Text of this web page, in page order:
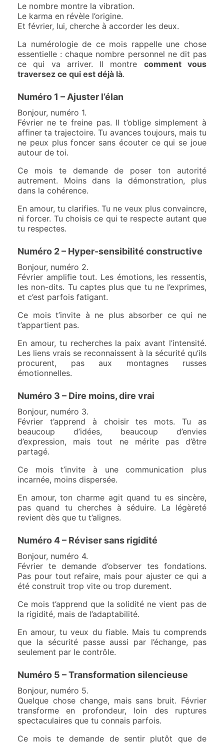
Le nombre montre la vibration.
Le karma en révèle l’origine.
Et février, lui, cherche à accorder les deux.
La numérologie de ce mois rappelle une chose
essentielle : chaque nombre personnel ne dit pas
ce qui va arriver. Il montre comment vous
traversez ce qui est déjà là.
Numéro 1 – Ajuster l’élan
Bonjour, numéro 1.
Février ne te freine pas. Il t’oblige simplement à
affiner ta trajectoire. Tu avances toujours, mais tu
ne peux plus foncer sans écouter ce qui se joue
autour de toi.
Ce mois te demande de poser ton autorité
autrement. Moins dans la démonstration, plus
dans la cohérence.
En amour, tu clarifies. Tu ne veux plus convaincre,
ni forcer. Tu choisis ce qui te respecte autant que
tu respectes.
Numéro 2 – Hyper-sensibilité constructive
Bonjour, numéro 2.
Février amplifie tout. Les émotions, les ressentis,
les non-dits. Tu captes plus que tu ne l’exprimes,
et c’est parfois fatigant.
Ce mois t’invite à ne plus absorber ce qui ne
t’appartient pas.
En amour, tu recherches la paix avant l’intensité.
Les liens vrais se reconnaissent à la sécurité qu’ils
procurent, pas aux montagnes russes
émotionnelles.
Numéro 3 – Dire moins, dire vrai
Bonjour, numéro 3.
Février t’apprend à choisir tes mots. Tu as
beaucoup d’idées, beaucoup d’envies
d’expression, mais tout ne mérite pas d’être
partagé.
Ce mois t’invite à une communication plus
incarnée, moins dispersée.
En amour, ton charme agit quand tu es sincère,
pas quand tu cherches à séduire. La légèreté
revient dès que tu t’alignes.
Numéro 4 – Réviser sans rigidité
Bonjour, numéro 4.
Février te demande d’observer tes fondations.
Pas pour tout refaire, mais pour ajuster ce qui a
été construit trop vite ou trop durement.
Ce mois t’apprend que la solidité ne vient pas de
la rigidité, mais de l’adaptabilité.
En amour, tu veux du fiable. Mais tu comprends
que la sécurité passe aussi par l’échange, pas
seulement par le contrôle.
Numéro 5 – Transformation silencieuse
Bonjour, numéro 5.
Quelque chose change, mais sans bruit. Février
transforme en profondeur, loin des ruptures
spectaculaires que tu connais parfois.
Ce mois te demande de sentir plutôt que de